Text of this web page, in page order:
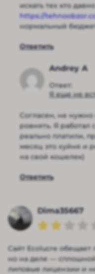
искать тех кто
https://
нормальный
Ответить
Andrey A
Ответ:
Я еще не
Согласен, не нужно
ровнять. Я работал
реально платили,
месяц это хуйня и
на свой кошелек)
Ответить
Dima35667
Сайт Ecolucre обещает
но на деле —
липовые лицензии и